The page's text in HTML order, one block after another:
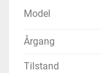
Model
Årgang
Tilstand